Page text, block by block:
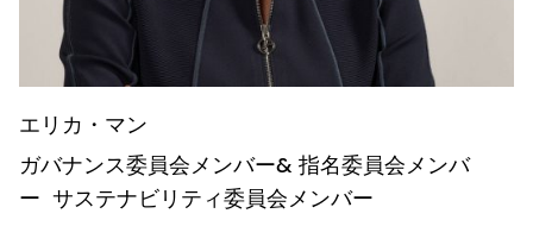
エリカ・マン
ガバナンス委員会メンバー& 指名委員会メンバ
ー サステナビリティ委員会メンバー